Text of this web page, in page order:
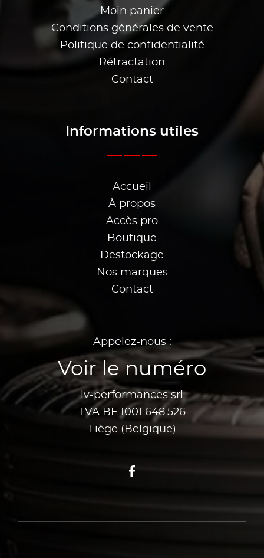
Moin panier
Conditions générales de vente
Politique de confidentialité
Rétractation
Contact
Informations utiles
Accueil
À propos
Accès pro
Boutique
Destockage
Nos marques
Contact
Appelez-nous :
Voir le numéro
lv-performances srl
TVA BE.1001.648.526
Liège (Belgique)